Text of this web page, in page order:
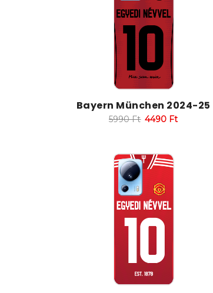
Bayern München 2024-25
5990Ft 4490 Ft